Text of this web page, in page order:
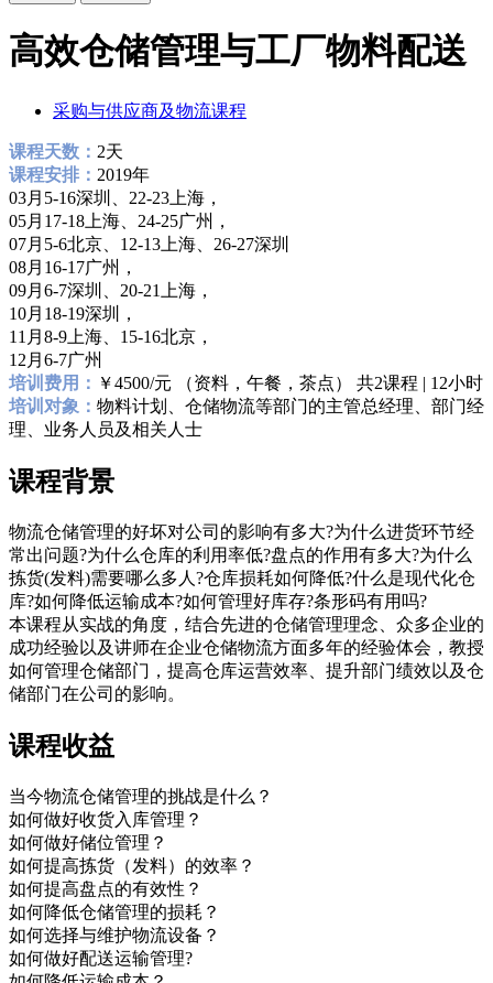
高效仓储管理与工厂物料配送
采购与供应商及物流课程
课程天数： 2天
课程安排： 2019年
03月5-16深圳、22-23上海，
05月17-18上海、24-25广州，
07月5-6北京、12-13上海、26-27深圳
08月16-17广州，
09月6-7深圳、20-21上海，
10月18-19深圳，
11月8-9上海、15-16北京，
12月6-7广州
培训费用： ￥4500/元 （资料，午餐，茶点） 共2课程 | 12小时
培训对象： 物料计划、仓储物流等部门的主管总经理、部门经
理、业务人员及相关人士
课程背景
物流仓储管理的好坏对公司的影响有多大?为什么进货环节经
常出问题?为什么仓库的利用率低?盘点的作用有多大?为什么
拣货(发料)需要哪么多人?仓库损耗如何降低?什么是现代化仓
库?如何降低运输成本?如何管理好库存?条形码有用吗?
本课程从实战的角度，结合先进的仓储管理理念、众多企业的
成功经验以及讲师在企业仓储物流方面多年的经验体会，教授
如何管理仓储部门，提高仓库运营效率、提升部门绩效以及仓
储部门在公司的影响。
课程收益
当今物流仓储管理的挑战是什么？
如何做好收货入库管理？
如何做好储位管理？
如何提高拣货（发料）的效率？
如何提高盘点的有效性？
如何降低仓储管理的损耗？
如何选择与维护物流设备？
如何做好配送运输管理?